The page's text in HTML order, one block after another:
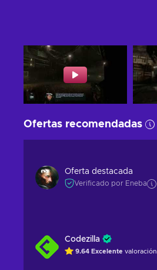
Ofertas recomendadas
Oferta destacada
Verificado por Eneba
Codezilla
9.64 Excelente valoración